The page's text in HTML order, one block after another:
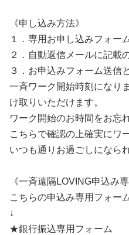
《申し込み方法》
１．専用お申し込みフォー
２．自動返信メールに記載
３．お申込みフォーム送信
一斉ワーク開始時刻になり
け取りいただけます。
ワーク開始のお時間をお忘
こちらで確認の上確実にワ
いつも通りお過ごしになら
《一斉遠隔LOVING申込み
こちらの申込み専用フォー
↓
★銀行振込専用フォーム